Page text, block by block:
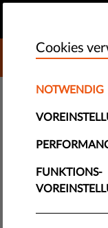
TECHNOLOGIE &
Neuer
der
in Frage
Liberties und seine
Cookies
NOTWENDIG
FUNKTIONS-